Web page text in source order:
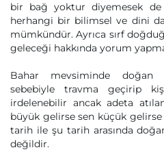
bir bağ yoktur diyemesek
herhangi bir bilimsel ve dini
mümkündür. Ayrıca sırf
geleceği hakkında yorum
Bahar mevsiminde doğan
sebebiyle travma geçirip
irdelenebilir ancak adeta
büyük gelirse sen küçük gelirse
tarih ile şu tarih arasında
değildir.